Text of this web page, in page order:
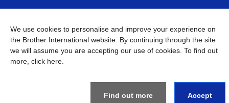
隱私政策 條款與條件 網站地圖 造訪 Brother 全球網站
2026 BROTHER INTERNATIONAL TAIWAN LTD. All Rights
We use cookies to personalise and improve your experience on
the Brother International website. By continuing through the site
we will assume you are accepting our use of cookies. To find out
more, click here
Find out more Accept